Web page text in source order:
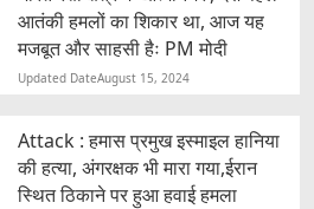
आतंकी हमलों का शिकार था, आज यह
मजबूत और साहसी हैः PM मोदी
Updated DateAugust 15, 2024
Attack : हमास प्रमुख इस्माइल हानिया
की हत्या, अंगरक्षक भी मारा गया,ईरान
स्थित ठिकाने पर हुआ हवाई हमला